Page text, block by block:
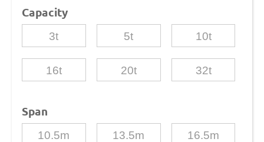
Capacity
3t 5t 10t
16t 20t 32t
Span
10.5m 13.5m 16.5m